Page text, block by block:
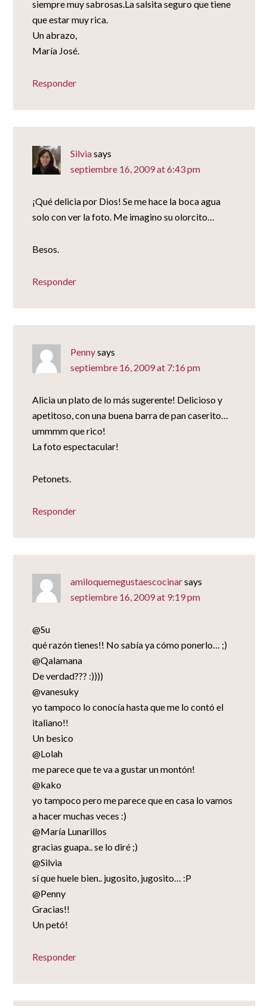
siempre muy sabrosas.La salsita seguro que tiene
que estar muy rica.
Un abrazo,
María José.
Responder
Silviasays
septiembre 16, 2009 at 6:43 pm
¡Qué delicia por Dios! Se me hace la boca agua
solo con ver la foto. Me imagino su olorcito…
Besos.
Responder
Pennysays
septiembre 16, 2009 at 7:16 pm
Alicia un plato de lo más sugerente! Delicioso y
apetitoso, con una buena barra de pan caserito…
ummmm que rico!
La foto espectacular!
Petonets.
Responder
amiloquemegustaescocinarsays
septiembre 16, 2009 at 9:19 pm
@Su
qué razón tienes!! No sabía ya cómo ponerlo… ;)
@Qalamana
De verdad??? :))))
@vanesuky
yo tampoco lo conocía hasta que me lo contó el
italiano!!
Un besico
@Lolah
me parece que te va a gustar un montón!
@kako
yo tampoco pero me parece que en casa lo vamos
a hacer muchas veces :)
@María Lunarillos
gracias guapa.. se lo diré ;)
@Silvia
sí que huele bien.. jugosito, jugosito… :P
@Penny
Gracias!!
Un petó!
Responder